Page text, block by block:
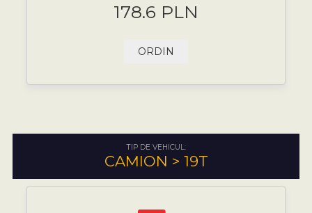
178.6 PLN
ORDIN
TIP DE VEHICUL:
CAMION > 19T